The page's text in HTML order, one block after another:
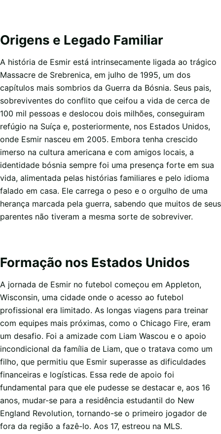
Origens e Legado Familiar
A história de Esmir está intrinsecamente ligada ao trágico
Massacre de Srebrenica, em julho de 1995, um dos
capítulos mais sombrios da Guerra da Bósnia. Seus pais,
sobreviventes do conflito que ceifou a vida de cerca de
100 mil pessoas e deslocou dois milhões, conseguiram
refúgio na Suíça e, posteriormente, nos Estados Unidos,
onde Esmir nasceu em 2005. Embora tenha crescido
imerso na cultura americana e com amigos locais, a
identidade bósnia sempre foi uma presença forte em sua
vida, alimentada pelas histórias familiares e pelo idioma
falado em casa. Ele carrega o peso e o orgulho de uma
herança marcada pela guerra, sabendo que muitos de seus
parentes não tiveram a mesma sorte de sobreviver.
Formação nos Estados Unidos
A jornada de Esmir no futebol começou em Appleton,
Wisconsin, uma cidade onde o acesso ao futebol
profissional era limitado. As longas viagens para treinar
com equipes mais próximas, como o Chicago Fire, eram
um desafio. Foi a amizade com Liam Wascou e o apoio
incondicional da família de Liam, que o tratava como um
filho, que permitiu que Esmir superasse as dificuldades
financeiras e logísticas. Essa rede de apoio foi
fundamental para que ele pudesse se destacar e, aos 16
anos, mudar-se para a residência estudantil do New
England Revolution, tornando-se o primeiro jogador de
fora da região a fazê-lo. Aos 17, estreou na MLS.